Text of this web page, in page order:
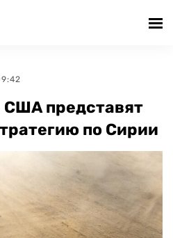
США представят
по Сирии